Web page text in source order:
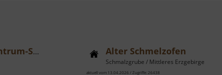
Andreas-Gegentrum-Stollen Alter Schmelzofen
Schmalzgrube / Mittleres Erzgebirge
aktuell vom 13.04.2026 / Zugriffe: 26438